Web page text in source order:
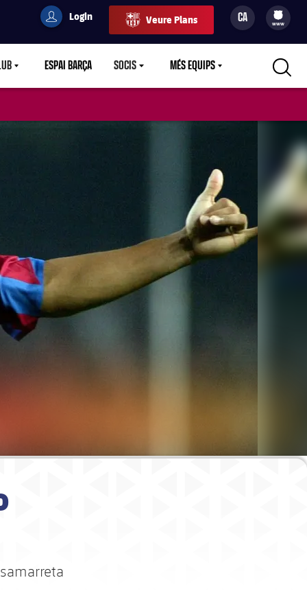
userCulers
Login Veure Plans CA
filled-badge
www
LABEL.ARIA.CARETDOWN
ESPAI BARÇA SOCISLABEL.ARIA.CARETDOWN
MÉS EQUIPSLABEL.ARIA.CARETDOWN